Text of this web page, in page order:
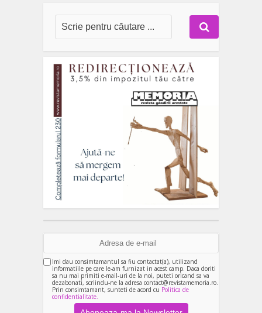
Imi dau consimtamantul sa fiu contactat(a), utilizand
informatiile pe care le-am furnizat in acest camp. Daca doriti
sa nu mai primiti e-mail-uri de la noi, puteti oricand sa va
dezabonati, scriindu-ne la adresa contact@revistamemoria.ro.
Prin consimtamant, sunteti de acord cu Politica de
confidentialitate.